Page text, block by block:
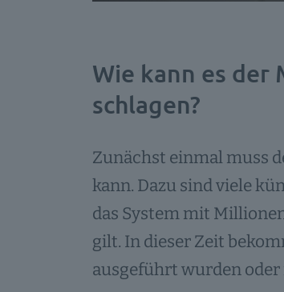
Wie kann es der
schlagen?
Zunächst einmal muss
kann. Dazu sind viele
das System mit
gilt. In dieser Zeit
ausgeführt wurden oder